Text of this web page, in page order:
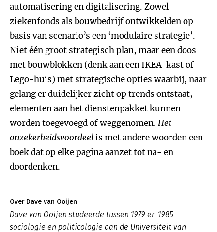
automatisering en digitalisering. Zowel
ziekenfonds als bouwbedrijf ontwikkelden op
basis van scenario’s een ‘modulaire strategie’.
Niet één groot strategisch plan, maar een doos
met bouwblokken (denk aan een IKEA-kast of
Lego-huis) met strategische opties waarbij, naar
gelang er duidelijker zicht op trends ontstaat,
elementen aan het dienstenpakket kunnen
worden toegevoegd of weggenomen. Het
onzekerheidsvoordeelis met andere woorden een
boek dat op elke pagina aanzet tot na- en
doordenken.
Over Dave van Ooijen
Dave van Ooijen studeerde tussen 1979 en 1985
sociologie en politicologie aan de Universiteit van